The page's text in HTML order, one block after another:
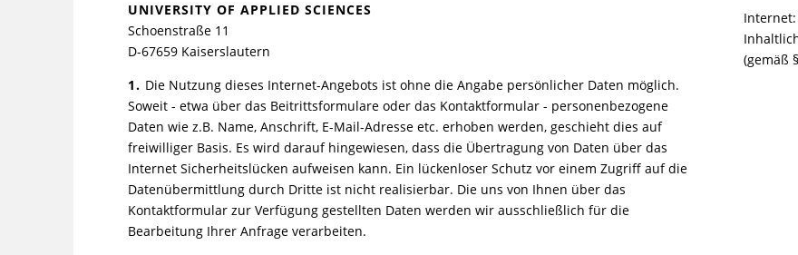
UNIVERSITY OF APPLIED SCIENCES
Schoenstraße 11
D-67659 Kaiserslautern
1. Die Nutzung dieses Internet-Angebots ist ohne die Angabe persönlicher Daten möglich.
Soweit - etwa über das Beitrittsformulare oder das Kontaktformular - personenbezogene
Daten wie z.B. Name, Anschrift, E-Mail-Adresse etc. erhoben werden, geschieht dies auf
freiwilliger Basis. Es wird darauf hingewiesen, dass die Übertragung von Daten über das
Internet Sicherheitslücken aufweisen kann. Ein lückenloser Schutz vor einem Zugriff auf die
Datenübermittlung durch Dritte ist nicht realisierbar. Die uns von Ihnen über das
Kontaktformular zur Verfügung gestellten Daten werden wir ausschließlich für die
Bearbeitung Ihrer Anfrage verarbeiten.
Internet:
(gemäß